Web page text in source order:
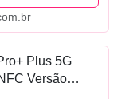
Plus 5G
Versão